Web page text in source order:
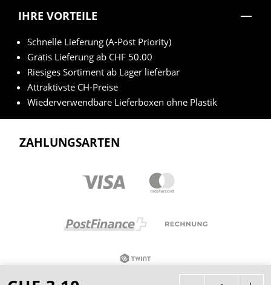
IHRE VORTEILE
Schnelle Lieferung (A-Post Priority)
Gratis Lieferung ab CHF 50.00
Riesiges Sortiment ab Lager lieferbar
Attraktivste CH-Preise
Wiederverwendbare Lieferboxen ohne Plastik
ZAHLUNGSARTEN